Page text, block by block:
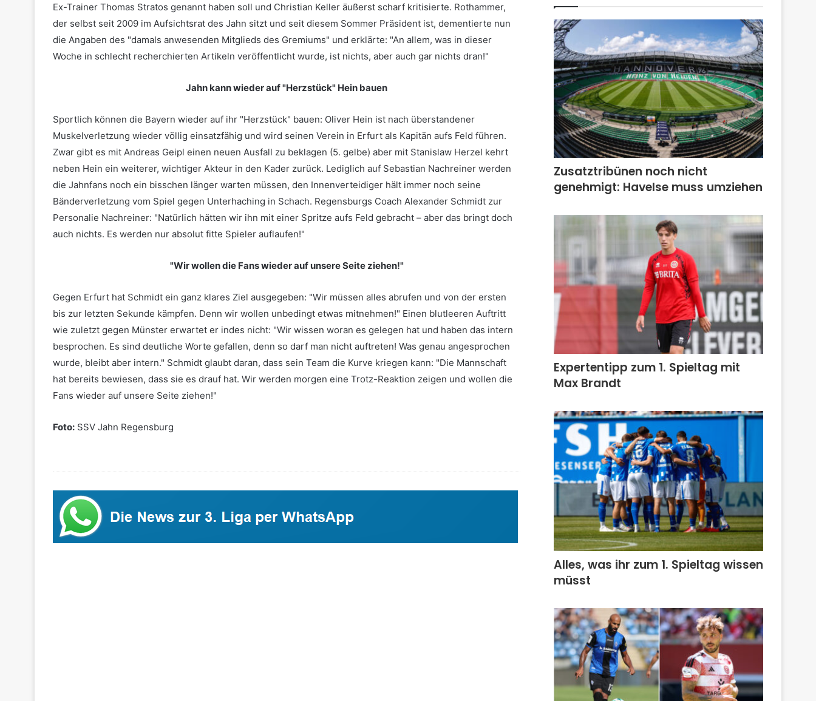
Ex-Trainer Thomas Stratos genannt haben soll und Christian Keller äußerst scharf kritisierte. Rothammer,
der selbst seit 2009 im Aufsichtsrat des Jahn sitzt und seit diesem Sommer Präsident ist, dementierte nun
die Angaben des "damals anwesenden Mitglieds des Gremiums" und erklärte: "An allem, was in dieser
Woche in schlecht recherchierten Artikeln veröffentlicht wurde, ist nichts, aber auch gar nichts dran!"
Jahn kann wieder auf "Herzstück" Hein bauen
Sportlich können die Bayern wieder auf ihr "Herzstück" bauen: Oliver Hein ist nach überstandener
Muskelverletzung wieder völlig einsatzfähig und wird seinen Verein in Erfurt als Kapitän aufs Feld führen.
Zwar gibt es mit Andreas Geipl einen neuen Ausfall zu beklagen (5. gelbe) aber mit Stanislaw Herzel kehrt
neben Hein ein weiterer, wichtiger Akteur in den Kader zurück. Lediglich auf Sebastian Nachreiner werden
die Jahnfans noch ein bisschen länger warten müssen, den Innenverteidiger hält immer noch seine
Bänderverletzung vom Spiel gegen Unterhaching in Schach. Regensburgs Coach Alexander Schmidt zur
Personalie Nachreiner: "Natürlich hätten wir ihn mit einer Spritze aufs Feld gebracht – aber das bringt doch
auch nichts. Es werden nur absolut fitte Spieler auflaufen!"
"Wir wollen die Fans wieder auf unsere Seite ziehen!"
Gegen Erfurt hat Schmidt ein ganz klares Ziel ausgegeben: "Wir müssen alles abrufen und von der ersten
bis zur letzten Sekunde kämpfen. Denn wir wollen unbedingt etwas mitnehmen!" Einen blutleeren Auftritt
wie zuletzt gegen Münster erwartet er indes nicht: "Wir wissen woran es gelegen hat und haben das intern
besprochen. Es sind deutliche Worte gefallen, denn so darf man nicht auftreten! Was genau angesprochen
wurde, bleibt aber intern." Schmidt glaubt daran, dass sein Team die Kurve kriegen kann: "Die Mannschaft
hat bereits bewiesen, dass sie es drauf hat. Wir werden morgen eine Trotz-Reaktion zeigen und wollen die
Fans wieder auf unsere Seite ziehen!"
Foto: SSV Jahn Regensburg
Zusatztribünen noch nicht
genehmigt: Havelse muss umziehen
Expertentipp zum 1. Spieltag mit
Max Brandt
Alles, was ihr zum 1. Spieltag wissen
müsst